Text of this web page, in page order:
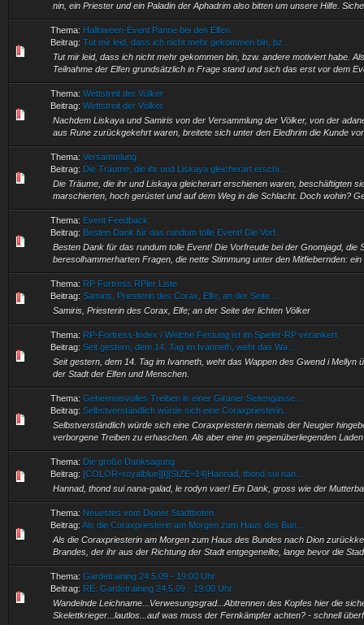
nin, ein Priester und ein Paladin der Aphadrim also bitten um unsere Hilfe.
Thema: Halloween-Event Panne bei den Elfen
Beitrag: Tut mir leid, dass ich nicht mehr gekommen bin, bz...
Tut mir leid, dass ich nicht mehr gekommen bin, bzw. andere motiviert habe.
Teilnahme der Elfen grundsätzlich in Frage stand und sich das erst vor dem
Thema: Wettstreit der Völker
Beitrag: Wettstreit der Völker
Nachdem Liskaya und Samiris von der Versammlung der Völker, von der
aus Rune zurückgekehrt waren, breitete sich unter den Eledhrim die Kunde
Thema: Versammlung
Beitrag: Die Träume, die ihr und Liskaya gleicherart erschi...
Die Träume, die ihr und Liskaya gleicherart erschienen waren, beschäftigten
marschierten, hoch gerüstet und auf dem Weg in die Schlacht. Doch wohin?
Thema: Event Feedback
Beitrag: Besten Dank für das rundum tolle Event! Die Vorf...
Besten Dank für das rundum tolle Event! Die Vorfreude bei der Gnomjagd, die
beresolhammerharten Fragen, die nette Stimmung unter den Mitfiebernden:
Thema: RP Fortress RPler Liste
Beitrag: Samiris, Priesterin des Corax, Elfe; an der Seite ...
Samiris, Priesterin des Corax, Elfe; an der Seite der lichten Völker
Thema: RP-Fortress-Index / Welche Festung ist im Spieler-RP verankert
Beitrag: Seit gestern, dem 14. Tag im Ivanneth, weht das Wa...
Seit gestern, dem 14. Tag im Ivanneth, weht das Wappen des Gwend i Mellyn
der Stadt der Elfen und Menschen.
Thema: Geheimnisvolles Treiben in einer Giraner Seitengasse...
Beitrag: Selbstverständlich würde sich eine Coraxpriesterin...
Selbstverständlich würde sich eine Coraxpriesterin niemals der Neugier
verborgene Treiben zu erhaschen. Als aber eine im gegenüberliegenden
Thema: Die große Danksagung
Beitrag: [COLOR=royalblue][I][SIZE=14]Hannad, thond sui nan...
Hannad, thond sui nana-galad, le rodyn vaer! Ein Dank, gross wie der
Thema: Neuestes vom Dioner Stadtboten
Beitrag: Als die Coraxpriesterin am Morgen zum Haus des Bun...
Als die Coraxpriesterin am Morgen zum Haus des Bundes nach Dion
Brandes, der ihr aus der Richtung der Stadt entgegeneilte, lange bevor die
Thema: Gardetraining 24.5.09 - 19:00 Uhr
Beitrag: RE: Gardetraining 24.5.09 - 19:00 Uhr
Wandelnde Leichname...Verwesungsgrad...Abtrennen des Kopfes hier die
Skelettkrieger...lautlos...auf was muss der Fernkämpfer achten? - schnell